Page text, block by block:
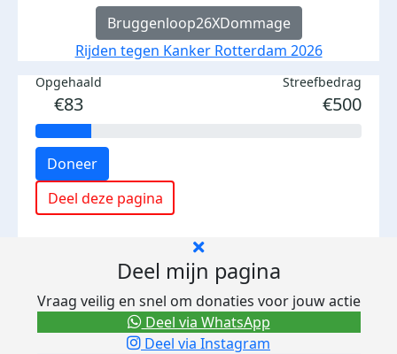
Bruggenloop26XDommage
Rijden tegen Kanker Rotterdam 2026
Opgehaald
€83
Streefbedrag
€500
Doneer
Deel deze pagina
Deel mijn pagina
Vraag veilig en snel om donaties voor jouw actie
Deel via Instagram
Deel via WhatsApp